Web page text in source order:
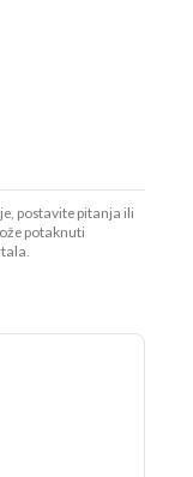
postavite pitanja ili
potaknuti